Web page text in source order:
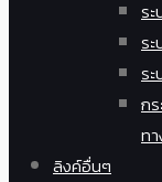
ระ
ร
ร
ก
ท
ลิงค์อื่นๆ